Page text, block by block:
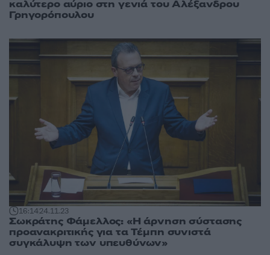
καλύτερο αύριο στη γενιά του Αλέξανδρου
Γρηγορόπουλου
16:1424.11.23
Σωκράτης Φάμελλος: «Η άρνηση σύστασης
προανακριτικής για τα Τέμπη συνιστά
συγκάλυψη των υπευθύνων»